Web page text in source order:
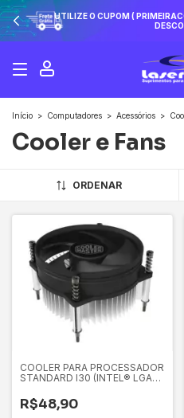
UTILIZE O CUPOM (
Início > Computadores > Acessórios >
Cooler e Fans
ORDENAR
COOLER PARA PROCESSADOR
STANDARD I30 (INTEL® LGA
I30-26FK-R1
R$48,90